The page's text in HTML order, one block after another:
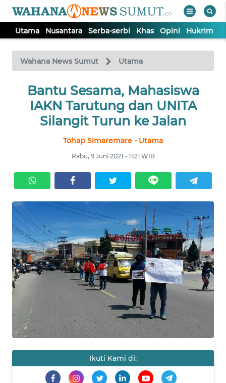
Utama Nusantara Serba-serbi Khas Opini Hukrim
Wahana News Sumut Utama
Bantu Sesama, Mahasiswa
IAKN Tarutung dan UNITA
Silangit Turun ke Jalan
Tohap Simaremare - Utama
Rabu, 9 Juni 2021 - 11:21 WIB
Ikuti Kami di:
TV
Tutup
UTAMA
NUSANTARA
KHAS
OPINI
HUKRIM
PERISTIWA
Informasi
INDEKS
BERITA
KAMI